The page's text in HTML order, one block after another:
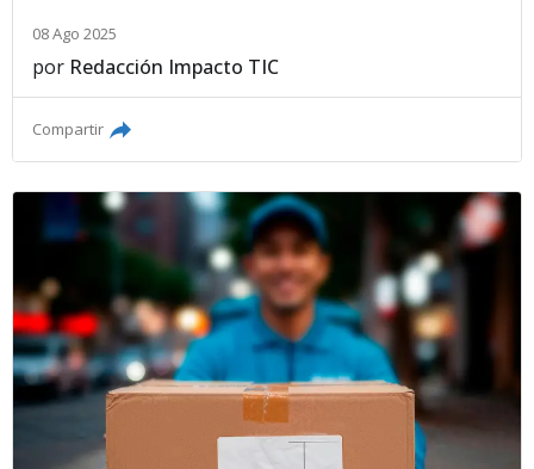
08 Ago 2025
por Redacción Impacto TIC
Compartir